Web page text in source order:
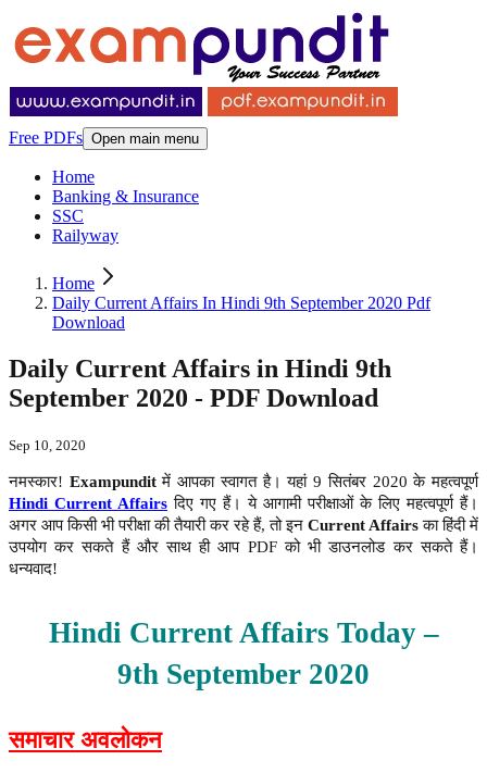
Free PDFs Open main menu
Home
Banking & Insurance
SSC
Railyway
Home
Daily Current Affairs In Hindi 9th September 2020 Pdf
Download
Daily Current Affairs in Hindi 9th
September 2020 - PDF Download
Sep 10, 2020
नमस्कार! Exampunditमें आपका स्वागत है। यहां 9 सितंबर 2020 के महत्वपूर्ण
Hindi Current Affairs दिए गए हैं। ये आगामी परीक्षाओं के लिए महत्वपूर्ण हैं।
अगर आप किसी भी परीक्षा की तैयारी कर रहे हैं, तो इन Current Affairsका हिंदी में
उपयोग कर सकते हैं और साथ ही आप PDF को भी डाउनलोड कर सकते हैं।
धन्यवाद!
Hindi Current Affairs Today –
9th September 2020
समाचार अवलोकन